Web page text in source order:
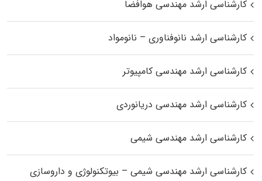
کارشناسی ارشد مهندسی هوافضا
کارشناسی ارشد نانوفناوری – نانومواد
کارشناسی ارشد مهندسی کامپیوتر
کارشناسی ارشد مهندسی دریانوردی
کارشناسی ارشد مهندسی شیمی
کارشناسی ارشد مهندسی شیمی – بیوتکنولوژی و داروسازی